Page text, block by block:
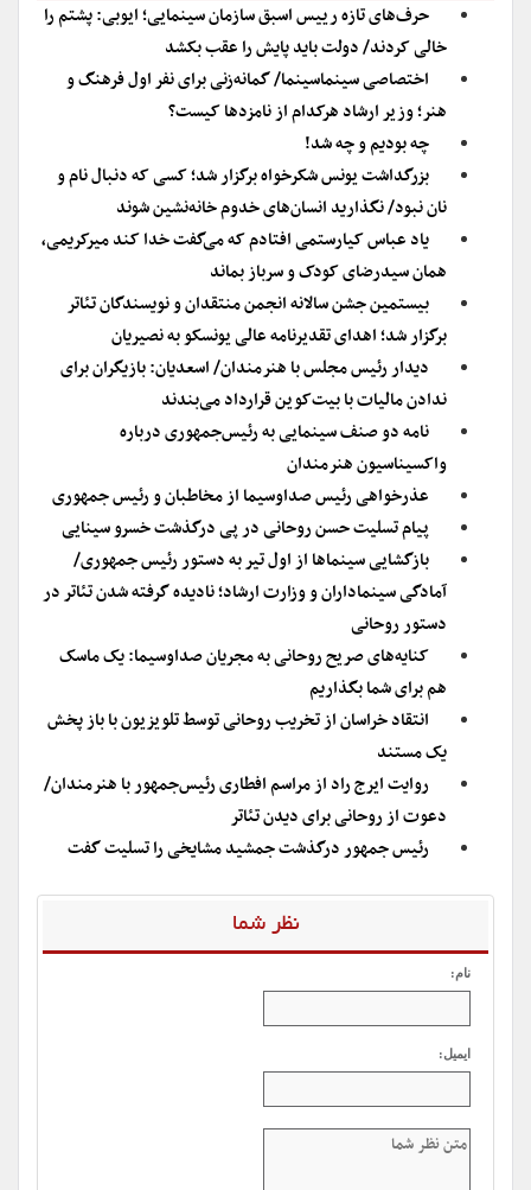
حرف‌های تازه رییس اسبق سازمان سینمایی؛ ایوبی: پشتم را
خالی کردند/ دولت باید پایش را عقب بکشد
اختصاصی سینماسینما/ گمانه‌زنی برای نفر اول فرهنگ و
هنر؛ وزیر ارشاد هرکدام از نامزدها کیست؟
چه بودیم و چه شد!
بزرگداشت یونس شکرخواه برگزار شد؛ کسی که دنبال نام و
نان نبود/ نگذارید انسان‌های خدوم خانه‌نشین شوند
یاد عباس کیارستمی افتادم که می‌گفت خدا کند میرکریمی،
همان سیدرضای کودک و سرباز بماند
بیستمین جشن سالانه انجمن منتقدان و نویسندگان تئاتر
برگزار شد؛ اهدای تقدیرنامه عالی یونسکو به نصیریان
دیدار رئیس مجلس با هنرمندان/ اسعدیان: بازیگران برای
ندادن مالیات با بیت‌کوین قرارداد می‌بندند
نامه دو صنف سینمایی به رئیس‌جمهوری درباره
واکسیناسیون هنرمندان
عذرخواهی رئیس صداوسیما از مخاطبان و رئیس جمهوری
پیام تسلیت حسن روحانی در پی درگذشت خسرو سینایی
بازگشایی سینماها از اول تیر به دستور رئیس جمهوری/
آمادگی سینماداران و وزارت ارشاد؛ نادیده گرفته شدن تئاتر در
دستور روحانی
کنایه‌های صریح روحانی به مجریان صداوسیما: یک ماسک
هم برای شما بگذاریم
انتقاد خراسان از تخریب روحانی توسط تلویزیون با باز پخش
یک مستند
روایت ایرج راد از مراسم افطاری رئیس‌جمهور با هنرمندان/
دعوت از روحانی برای دیدن تئاتر
رئیس‌ جمهور درگذشت جمشید مشایخی را تسلیت گفت
نظر شما
نام:
ایمیل: